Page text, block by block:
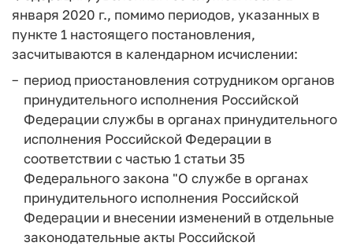
января 2020 г., помимо периодов, указанных в
пункте 1 настоящего постановления,
засчитываются в календарном исчислении:
период приостановления сотрудником органов
принудительного исполнения Российской
Федерации службы в органах принудительного
исполнения Российской Федерации в
соответствии с частью 1 статьи 35
Федерального закона "О службе в органах
принудительного исполнения Российской
Федерации и внесении изменений в отдельные
законодательные акты Российской